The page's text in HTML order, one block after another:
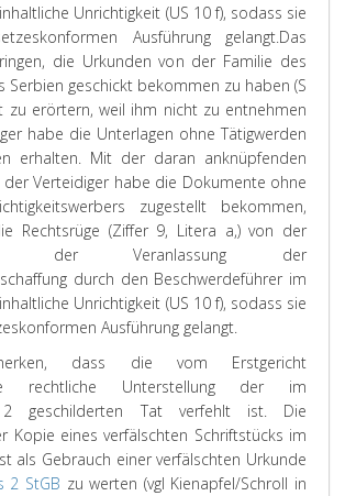
Unrichtigkeit (US 10 f), sodass sie
Ausführung gelangt.Das
die Urkunden von der Familie des
Serbien geschickt bekommen zu haben (S
zu erörtern, weil ihm nicht zu entnehmen
habe die Unterlagen ohne Tätigwerden
erhalten. Mit der daran anknüpfenden
Verteidiger habe die Dokumente ohne
zugestellt bekommen,
Rechtsrüge (Ziffer 9, Litera a,) von der
der Veranlassung der
durch den Beschwerdeführer im
Unrichtigkeit (US 10 f), sodass sie
Ausführung gelangt.
dass die vom Erstgericht
rechtliche Unterstellung der im
2 geschilderten Tat verfehlt ist. Die
Kopie eines verfälschten Schriftstücks im
als Gebrauch einer verfälschten Urkunde
2 StGB zu werten (vgl Kienapfel/Schroll in